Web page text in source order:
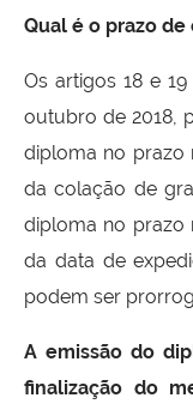
Qual é o prazo
Os artigos 18 e
outubro de 2018,
diploma no prazo
da colação de
diploma no prazo
da data de
podem ser
A emissão do
finalização do